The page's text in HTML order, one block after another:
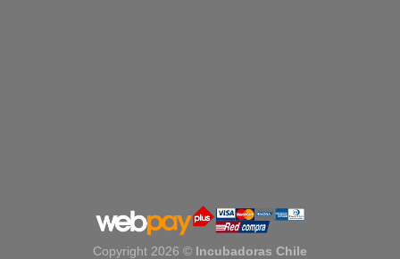
Copyright 2026 © Incubadoras Chile